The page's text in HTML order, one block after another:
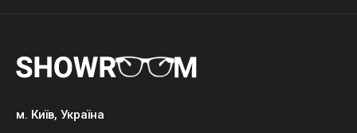
м. Київ, Україна